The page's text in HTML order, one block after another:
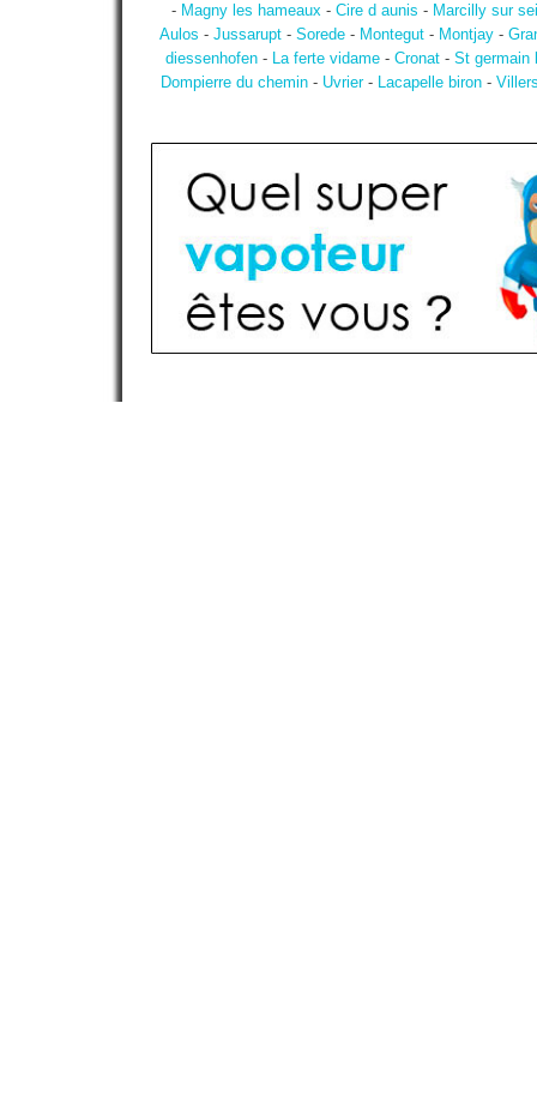
- Magny les hameaux- Cire d aunis - Marcilly sur
Aulos - Jussarupt- Sorede- Montegut- Montjay-
diessenhofen - La ferte vidame - Cronat - St germain
Dompierre du chemin- Uvrier- Lacapelle biron-